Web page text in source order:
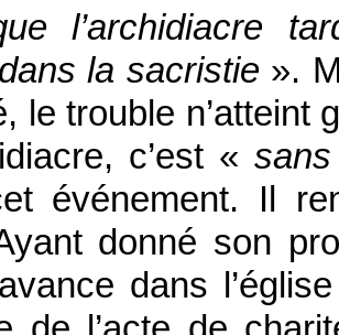
l’archidiacre
la sacristie».
le trouble n’atteint
c’est « sans
événement. Il
donné son
dans